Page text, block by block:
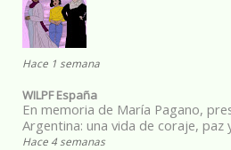
Hace 1 semana
WILPF España
En memoria de María Pagano,
Argentina: una vida de coraje, paz
Hace 4 semanas